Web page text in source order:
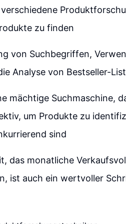
zu finden
von Suchbegriffen,
Analyse von Bestseller-
mächtige Suchmaschine,
um Produkte zu
sind
das monatliche
ist auch ein wertvoller